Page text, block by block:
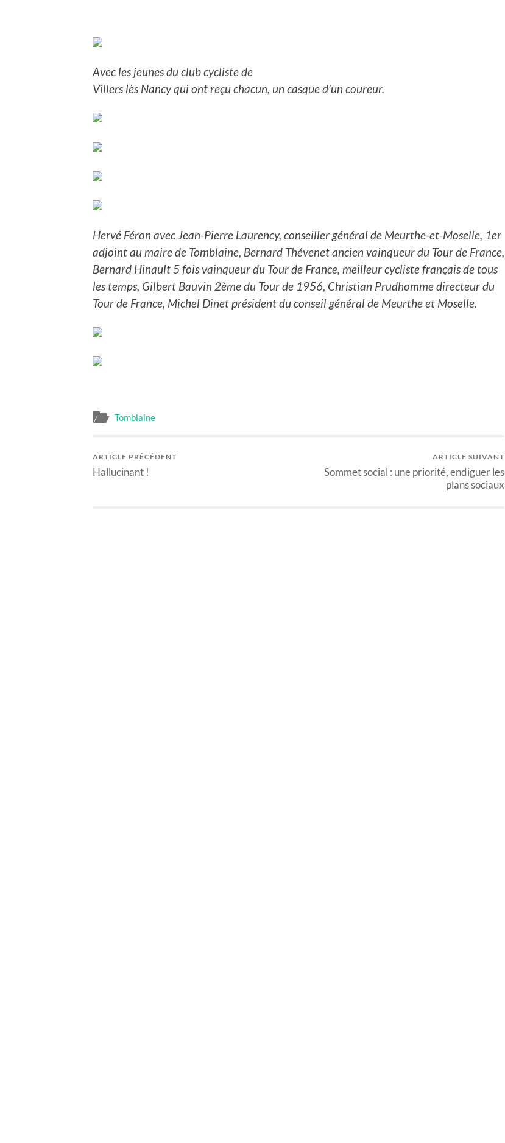
Avec les jeunes du club cycliste de
Villers lès Nancy qui ont reçu chacun, un casque d’un coureur.
Hervé Féron avec Jean-Pierre Laurency, conseiller général de Meurthe-et-Moselle, 1er
adjoint au maire de Tomblaine, Bernard Thévenet ancien vainqueur du Tour de France,
Bernard Hinault 5 fois vainqueur du Tour de France, meilleur cycliste français de tous
les temps, Gilbert Bauvin 2ème du Tour de 1956, Christian Prudhomme directeur du
Tour de France, Michel Dinet président du conseil général de Meurthe et Moselle.
Tomblaine
ARTICLE PRÉCÉDENT
Hallucinant !
ARTICLE SUIVANT
Sommet social : une priorité, endiguer les
plans sociaux